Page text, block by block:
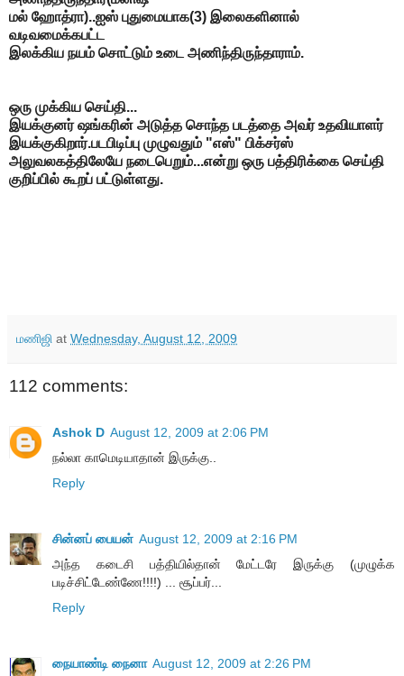
மல் ஹோத்ரா)..ஐஸ் புதுமையாக(3) இலைகளினால்
வடிவமைக்கபட்ட
இலக்கிய நயம் சொட்டும் உடை அணிந்திருந்தாராம்.
ஒரு முக்கிய செய்தி...
இயக்குனர் ஷங்கரின் அடுத்த சொந்த படத்தை அவர் உதவியாளர்
இயக்குகிறார்.படபிடிப்பு முழுவதும் "எஸ்" பிக்சர்ஸ்
அலுவலகத்திலேயே நடைபெறும்...என்று ஒரு பத்திரிக்கை செய்தி
குறிப்பில் கூறப் பட்டுள்ளது.
மணிஜி at Wednesday, August 12, 2009
112 comments:
Ashok D August 12, 2009 at 2:06 PM
நல்லா காமெடியாதான் இருக்கு..
Reply
சின்னப் பையன் August 12, 2009 at 2:16 PM
அந்த கடைசி பத்தியில்தான் மேட்டரே இருக்கு (முழுக்க
படிச்சிட்டேண்ணே!!!!) ... சூப்பர்...
Reply
நையாண்டி நைனா August 12, 2009 at 2:26 PM